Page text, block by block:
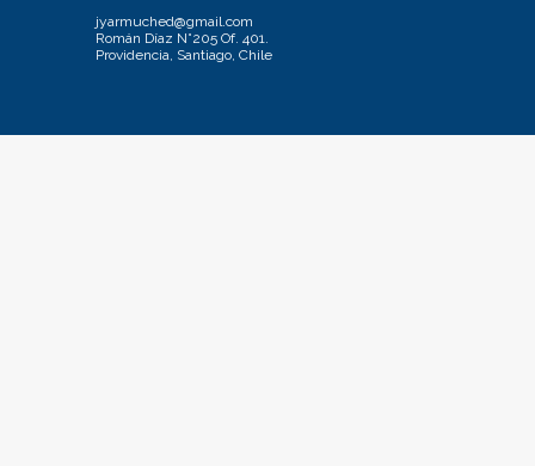
jyarmuched@gmail.com
Román Díaz N°205 Of. 401.
Providencia, Santiago, Chile